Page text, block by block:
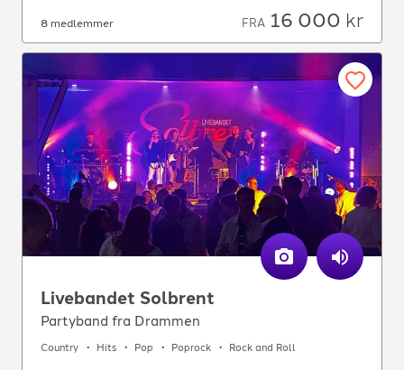
8 medlemmer FRA 16 000 kr
Livebandet Solbrent
Partyband fra Drammen
Country Hits Pop Poprock Rock and Roll